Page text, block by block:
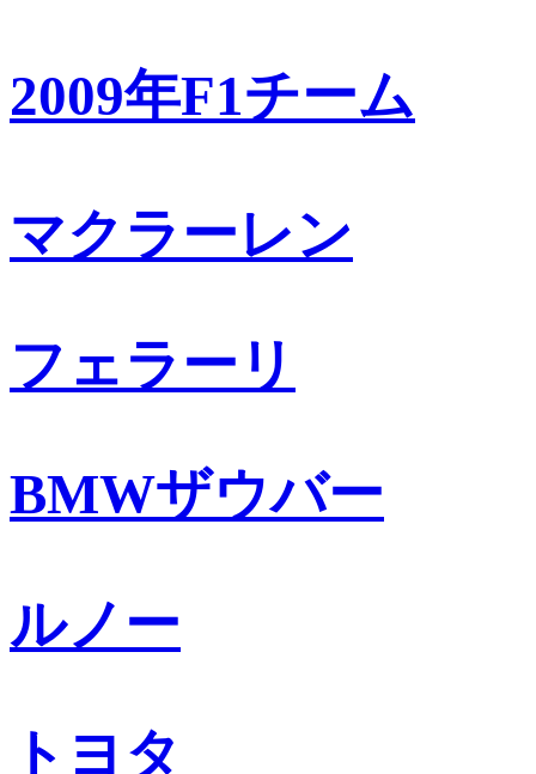
2009年F1チーム
マクラーレン
フェラーリ
BMWザウバー
ルノー
トヨタ